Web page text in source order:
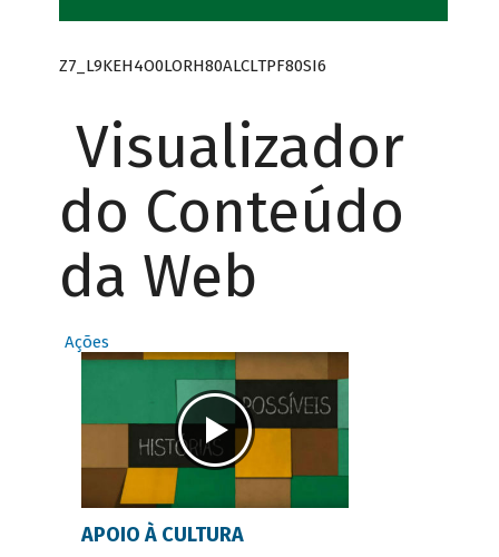
Z7_L9KEH4O0LORH80ALCLTPF80SI6
Visualizador
do Conteúdo
da Web
Ações
APOIO À CULTURA